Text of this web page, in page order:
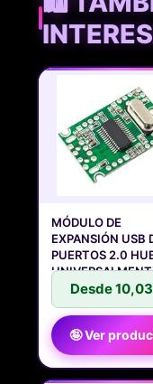
MÓDULO DE
EXPANSIÓN USB
PUERTOS 2.0
Desde
🤪 Ver